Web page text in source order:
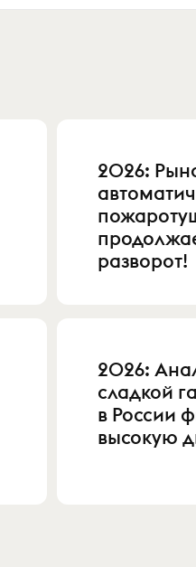
2026:
разворот!
2026:
сладкой
в России
высокую